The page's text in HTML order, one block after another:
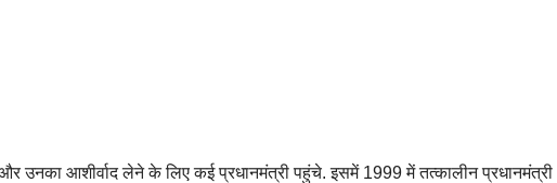
उनका आशीर्वाद लेने के लिए कई प्रधानमंत्री पहुंचे. इसमें 1999 में तत्कालीन प्रधानमंत्री